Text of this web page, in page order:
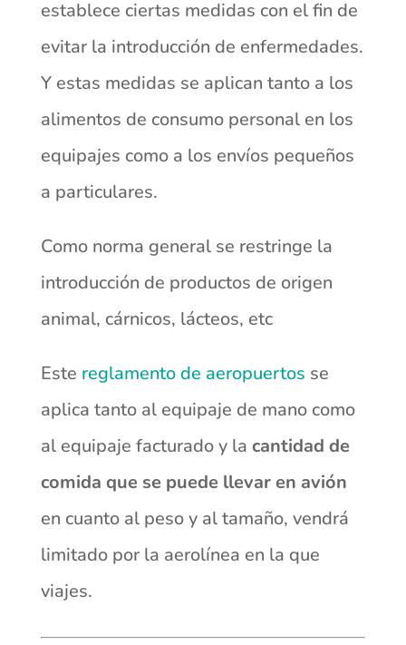
establece ciertas medidas con el fin de
evitar la introducción de enfermedades.
Y estas medidas se aplican tanto a los
alimentos de consumo personal en los
equipajes como a los envíos pequeños
a particulares.
Como norma general se restringe la
introducción de productos de origen
animal, cárnicos, lácteos, etc
Este reglamento de aeropuertos se
aplica tanto al equipaje de mano como
al equipaje facturado y la cantidad de
comida que se puede llevar en avión
en cuanto al peso y al tamaño, vendrá
limitado por la aerolínea en la que
viajes.